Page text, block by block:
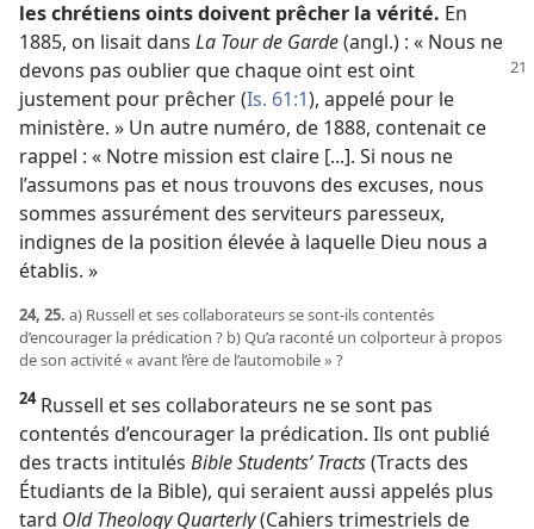
les chrétiens oints doivent prêcher la vérité. En
1885, on lisait dans La Tour de Garde(angl.) : « Nous ne
devons pas oublierque chaque oint est oint
justement pour prêcher (Is. 61:1), appelé pour le
ministère. » Un autre numéro, de 1888, contenait ce
rappel : « Notre mission est claire [...]. Si nous ne
l’assumons pas et nous trouvons des excuses, nous
sommes assurément des serviteurs paresseux,
indignes de la position élevée à laquelle Dieu nous a
établis. »
24, 25. a) Russell et ses collaborateurs se sont-​ils contentés
d’encourager la prédication ? b) Qu’a raconté un colporteur à propos
de son activité « avant l’ère de l’automobile » ?
24Russell et ses collaborateurs ne se sont pas
contentés d’encourager la prédication. Ils ont publié
des tracts intitulés Bible Students’ Tracts(Tracts des
Étudiants de la Bible), qui seraient aussi appelés plus
tard Old Theology Quarterly(Cahiers trimestriels de